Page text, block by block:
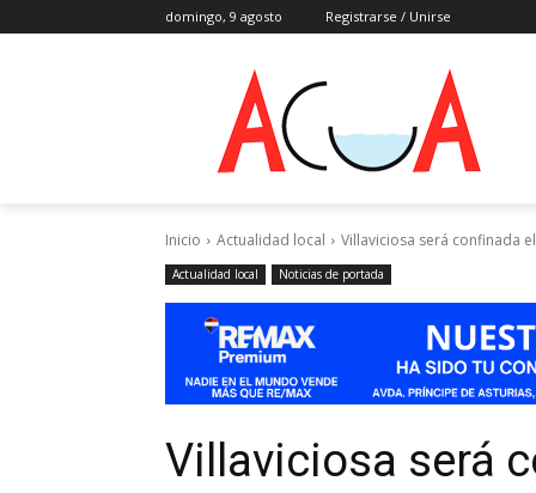
domingo, 9 agosto Registrarse / Unirse
Inicio Actualidad local Villaviciosa será confinada
Actualidad local Noticias de portada
Villaviciosa será